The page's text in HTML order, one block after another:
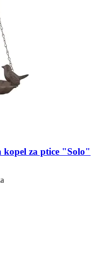
kopel za ptice "Solo"